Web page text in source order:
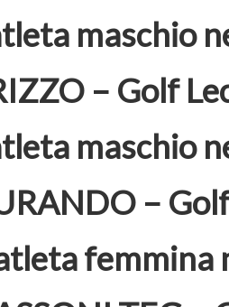
maschio
– Golf
maschio
–